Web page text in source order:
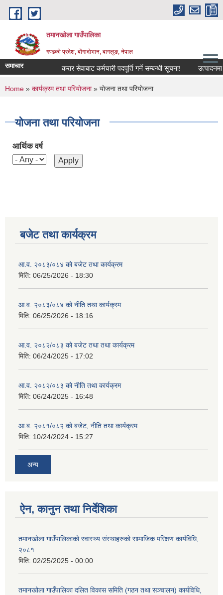
Skip to main content
तमानखोला गाउँपालिका
गण्डकी प्रदेश, बोंगादोभान, बागलुङ, नेपाल
समाचार करार सेवाबाट कर्मचारी पदपूर्ति गर्ने सम्बन्धी सूचना! उत्पादनमा
You are here
Home » कार्यक्रम तथा परियोजना» योजना तथा परियोजना
योजना तथा परियोजना
आर्थिक वर्ष
बजेट तथा कार्यक्रम
आ.व. २०८३/०८४ को बजेट तथा कार्यक्रम
मिति: 06/25/2026 - 18:30
आ.व. २०८३/०८४ को नीति तथा कार्यक्रम
मिति: 06/25/2026 - 18:16
आ.व. २०८२/०८३ को बजेट तथा तथा कार्यक्रम
मिति: 06/24/2025 - 17:02
आ.व. २०८२/०८३ को नीति तथा कार्यक्रम
मिति: 06/24/2025 - 16:48
आ.ब. २०८१/०८२ को बजेट, नीति तथा कार्यक्रम
मिति: 10/24/2024 - 15:27
अन्य
ऐन, कानुन तथा निर्देशिका
तमानखोला गाउँपालिकाको स्वास्थ्य संस्थाहरुको सामाजिक परिक्षण कार्यविधि,
२०८१
मिति: 02/25/2025 - 00:00
तमानखोला गाउँपालिका दलित विकास समिति (गठन तथा सञ्चालन) कार्यविधि,